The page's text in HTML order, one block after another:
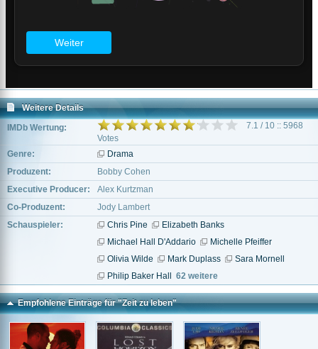
Weitere Details
IMDb Wertung:
7.1 / 10 :: 5968
Votes
Genre:
Drama
Produzent:
Bobby Cohen
Executive Producer:
Alex Kurtzman
Co-Produzent:
Jody Lambert
Schauspieler:
Chris Pine
Elizabeth Banks
Michael Hall D'Addario
Michelle Pfeiffer
Olivia Wilde
Mark Duplass
Sara Mornell
Philip Baker Hall
62 weitere
Empfohlene Einträge für "Zeit zu leben"